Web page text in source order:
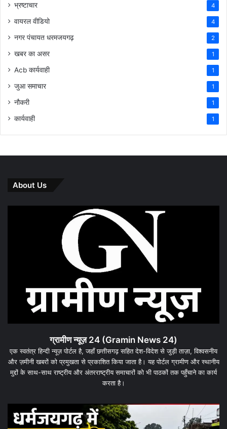
भ्रष्टाचार 4
वायरल वीडियो 4
नगर पंचायत धरमजयगढ़ 2
खबर का असर 1
Acb कार्यवाही 1
जुआ समाचार 1
नौकरी 1
कार्यवाही 1
About Us
ग्रामीण न्यूज़ 24 (Gramin News 24)
एक स्वतंत्र हिन्दी न्यूज़ पोर्टल है, जहाँ छत्तीसगढ़ सहित देश-विदेश से जुड़ी ताज़ा, विश्वसनीय
और ज़मीनी खबरों को प्रमुखता से प्रकाशित किया जाता है। यह पोर्टल ग्रामीण और स्थानीय
मुद्दों के साथ-साथ राष्ट्रीय और अंतरराष्ट्रीय समाचारों को भी पाठकों तक पहुँचाने का कार्य
करता है।
धरमजयगढ़
के